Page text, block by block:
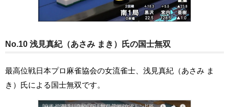
No.10 浅見真紀（あさみ まき）氏の国士無双
最高位戦日本プロ麻雀協会の女流雀士、浅見真紀（あさみ ま
き）氏による国士無双です。